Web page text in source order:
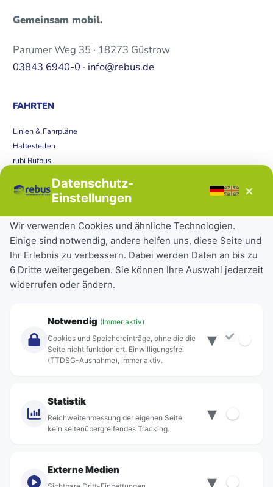
Gemeinsam mobil.
Parumer Weg 35 · 18273 Güstrow
03843 6940-0 · info@rebus.de
FAHRTEN
Linien & Fahrpläne
Haltestellen
rubi Rufbus
Störungen
Tickets & Tarife
Deutschlandticket
Schülerkarte
Einzeltickets
Abonnements
Über Rebus
Standorte
Datenschutz-
Einstellungen
×
Wir verwenden Cookies und ähnliche Technologien.
Einige sind notwendig, andere helfen uns, diese Seite und
Ihr Erlebnis zu verbessern. Dabei werden Daten an bis zu
6 Dritte weitergegeben. Sie können Ihre Auswahl jederzeit
widerrufen oder ändern.
Notwendig (Immer aktiv)
Cookies und Speichereinträge, ohne die die
Seite nicht funktioniert. Einwilligungsfrei
(TTDSG-Ausnahme), immer aktiv.
▾
Statistik
Reichweitenmessung der eigenen Seite,
kein seitenübergreifendes Tracking.
▾
Externe Medien
▾